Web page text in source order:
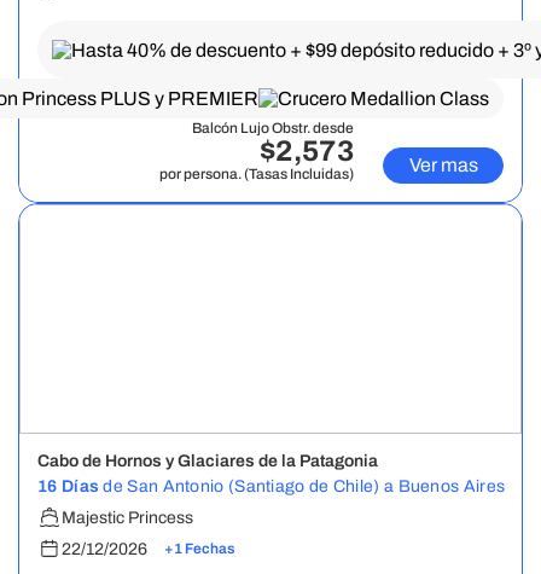
Balcón Lujo Obstr. desde
$2,573
por persona. (Tasas Incluidas) Ver mas
Cabo de Hornos y Glaciares de la Patagonia
16 Días de San Antonio (Santiago de Chile) a Buenos Aires
Majestic Princess
22/12/2026
+1 Fechas